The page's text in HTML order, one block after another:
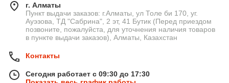
г. Алматы
Пункт выдачи заказов: г.Алматы, ул Толе би 170, уг.
Ауэзова, ТД "Сабрина", 2 эт, 41 Бутик (Перед приездом
позвоните, пожалуйста, для уточнения наличия товаров
в пункте выдачи заказов), Алматы, Казахстан
Контакты
Сегодня работает с 09:30 до 17:30